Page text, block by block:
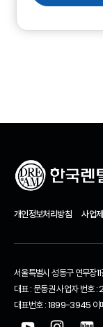
개인정보처리방침 사업
서울특별시 성동구 연무장
대표 : 문동권 사업자 번호
대표번호 : 1899-3945